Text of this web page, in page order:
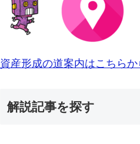
資産形成の道案内はこちらか
解説記事を探す